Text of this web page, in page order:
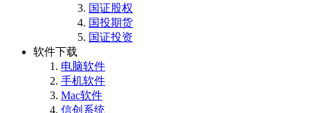
国证股权
国投期货
国证投资
软件下载
电脑软件
手机软件
Mac软件
信创系统